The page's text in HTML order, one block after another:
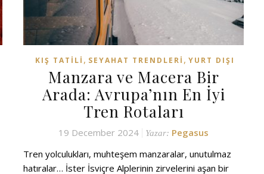
KIŞ TATILI , SEYAHAT TRENDLERI , YURT DIŞI
Manzara ve Macera Bir
Arada: Avrupa’nın En İyi
Tren Rotaları
19 December 2024 Yazar: Pegasus
Tren yolculukları, muhteşem manzaralar, unutulmaz
hatıralar… İster İsviçre Alplerinin zirvelerini aşan bir